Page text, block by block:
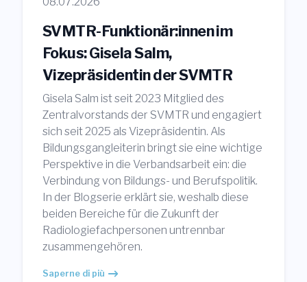
SVMTR-Funktionär:innen im
Fokus: Gisela Salm,
Vizepräsidentin der SVMTR
Gisela Salm ist seit 2023 Mitglied des
Zentralvorstands der SVMTR und engagiert
sich seit 2025 als Vizepräsidentin. Als
Bildungsgangleiterin bringt sie eine wichtige
Perspektive in die Verbandsarbeit ein: die
Verbindung von Bildungs- und Berufspolitik.
In der Blogserie erklärt sie, weshalb diese
beiden Bereiche für die Zukunft der
Radiologiefachpersonen untrennbar
zusammengehören.
Saperne di più